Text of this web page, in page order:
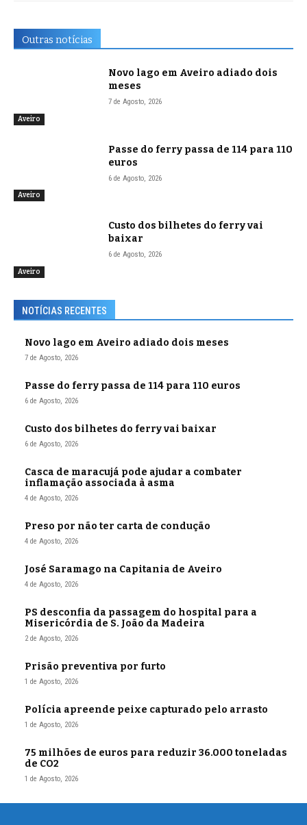
Outras notícias
Aveiro
Novo lago em Aveiro adiado dois
meses
7 de Agosto, 2026
Aveiro
Passe do ferry passa de 114 para 110
euros
6 de Agosto, 2026
Aveiro
Custo dos bilhetes do ferry vai
baixar
6 de Agosto, 2026
NOTÍCIAS RECENTES
Novo lago em Aveiro adiado dois meses
7 de Agosto, 2026
Passe do ferry passa de 114 para 110 euros
6 de Agosto, 2026
Custo dos bilhetes do ferry vai baixar
6 de Agosto, 2026
Casca de maracujá pode ajudar a combater
inflamação associada à asma
4 de Agosto, 2026
Preso por não ter carta de condução
4 de Agosto, 2026
José Saramago na Capitania de Aveiro
4 de Agosto, 2026
PS desconfia da passagem do hospital para a
Misericórdia de S. João da Madeira
2 de Agosto, 2026
Prisão preventiva por furto
1 de Agosto, 2026
Polícia apreende peixe capturado pelo arrasto
1 de Agosto, 2026
75 milhões de euros para reduzir 36.000 toneladas
de CO2
1 de Agosto, 2026